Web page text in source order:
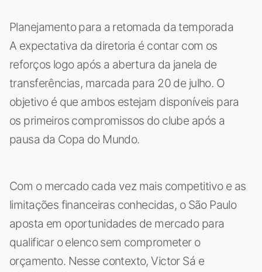
Planejamento para a retomada da temporada
A expectativa da diretoria é contar com os
reforços logo após a abertura da janela de
transferências, marcada para 20 de julho. O
objetivo é que ambos estejam disponíveis para
os primeiros compromissos do clube após a
pausa da Copa do Mundo.
Com o mercado cada vez mais competitivo e as
limitações financeiras conhecidas, o São Paulo
aposta em oportunidades de mercado para
qualificar o elenco sem comprometer o
orçamento. Nesse contexto, Victor Sá e